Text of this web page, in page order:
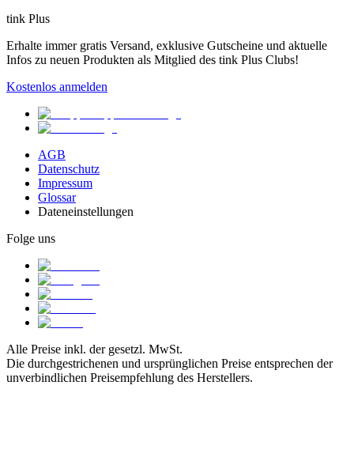
tink Plus
Erhalte immer gratis Versand, exklusive Gutscheine und aktuelle
Infos zu neuen Produkten als Mitglied des tink Plus Clubs!
Kostenlos anmelden
AGB
Datenschutz
Impressum
Glossar
Dateneinstellungen
Folge uns
Alle Preise inkl. der gesetzl. MwSt.
Die durchgestrichenen und ursprünglichen Preise entsprechen der
unverbindlichen Preisempfehlung des Herstellers.